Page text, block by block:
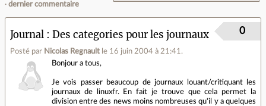
dernier commentaire
Journal Des categories pour les journaux
Posté par Nicolas Regnault le 16 juin 2004 à 21:41 .
0
Bonjour a tous,
Je vois passer beaucoup de journaux louant/critiquant les
journaux de linuxfr. En fait je trouve que cela permet la
division entre des news moins nombreuses qu'il y a quelques